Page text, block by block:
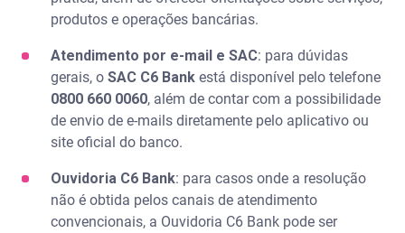
produtos e operações bancárias.
Atendimento por e-mail e SAC: para dúvidas
gerais, o SAC C6 Bank está disponível pelo telefone
0800 660 0060, além de contar com a possibilidade
de envio de e-mails diretamente pelo aplicativo ou
site oficial do banco.
Ouvidoria C6 Bank: para casos onde a resolução
não é obtida pelos canais de atendimento
convencionais, a Ouvidoria C6 Bank pode ser